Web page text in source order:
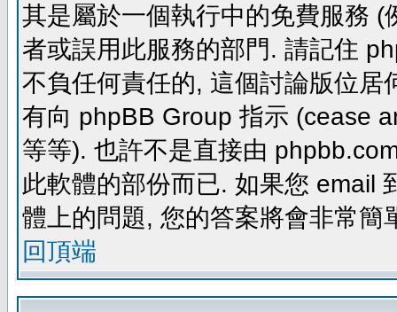
其是屬於一個執行中的免費服務
者或誤用此服務的部門. 請記住
不負任何責任的, 這個討論版位
有向 phpBB Group 指示 (cease
等等). 也許不是直接由
此軟體的部份而已. 如果您 email
體上的問題, 您的答案將會非常簡
回頂端